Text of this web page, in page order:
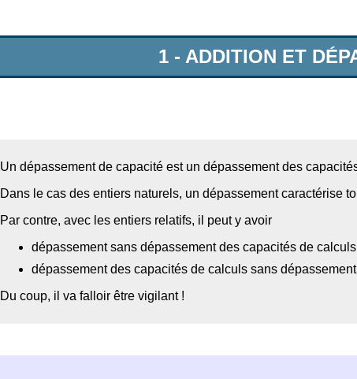
1 - ADDITION ET
Un dépassement de capacité est un dépassement des
Dans le cas des entiers naturels, un dépassement caractérise
Par contre, avec les entiers relatifs, il peut y avoir
dépassement sans dépassement des capacités de calculs
dépassement des capacités de calculs sans
Du coup, il va falloir être vigilant !